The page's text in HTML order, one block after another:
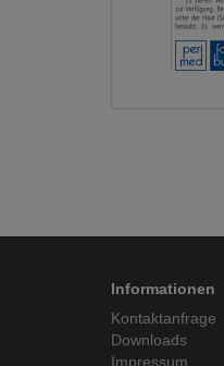
Informationen
Kontaktanfrage
Downloads
Impressum